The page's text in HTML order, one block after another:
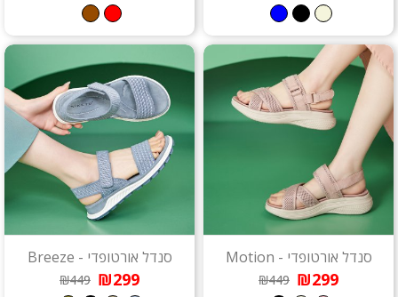
סנדל אורטופדי - Motion
₪299
₪449
סנדל אורטופדי - Breeze
₪299
₪449